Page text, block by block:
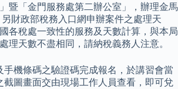
暨「金門服務處第二辦公室」，辦理金馬
財政部稅務入口網申辦案件之處理天
各稅處一致性的服務及天數計算，與本局
理天數不盡相同，請納稅義務人注意。
手機條碼之驗證碼完成報名，於講習會當
截圖畫面交由現場工作人員查看，即可兌